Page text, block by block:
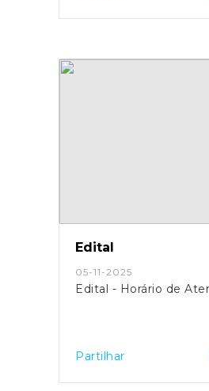
Edital
05-11-2025
Edital - Horário de
Partilhar